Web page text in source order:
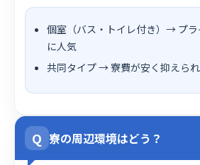
個室（バス・トイレ付き）→ プ
に人気
共同タイプ → 寮費が安く抑えら
Q 寮の周辺環境はどう？